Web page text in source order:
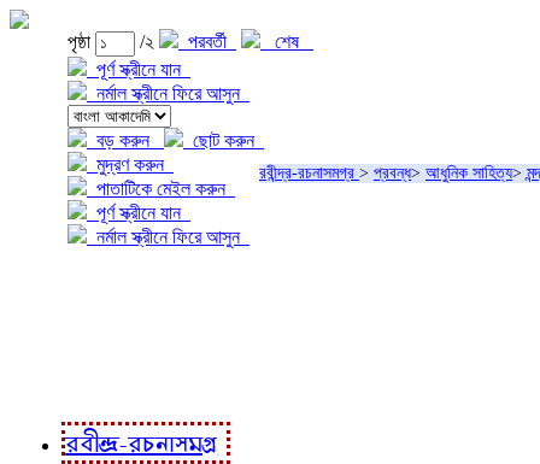
পৃষ্ঠা /২ পরবর্তী
শেষ
পূর্ণ স্ক্রীনে যান
নর্মাল স্ক্রীনে ফিরে আসুন
বড় করুন
ছোট করুন
মুদ্রণ করুন
পাতাটিকে মেইল করুন
পূর্ণ স্ক্রীনে যান
নর্মাল স্ক্রীনে ফিরে আসুন
রবীন্দ্র-রচনাসমগ্র > প্রবন্ধ> আধুনিক সাহিত্য>
রবীন্দ্র-রচনাসমগ্র